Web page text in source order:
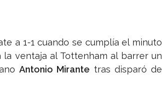
a 1-1 cuando se cumplía el minuto
ventaja al Tottenham al barrer un
Antonio Mirante tras disparó de